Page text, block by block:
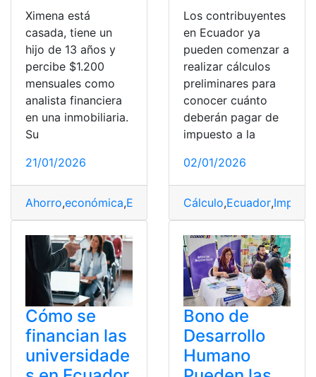
Ximena está
casada, tiene un
hijo de 13 años y
percibe $1.200
mensuales como
analista financiera
en una inmobiliaria.
Su
21/01/2026
Ahorro,económica,Ecuador ecuatoriana,Ingresos
Los contribuyentes
en Ecuador ya
pueden comenzar a
realizar cálculos
preliminares para
conocer cuánto
deberán pagar de
impuesto a la
02/01/2026
Cálculo,Ecuador,
Cómo se
financian las
universidade
Bono de
Desarrollo
Humano